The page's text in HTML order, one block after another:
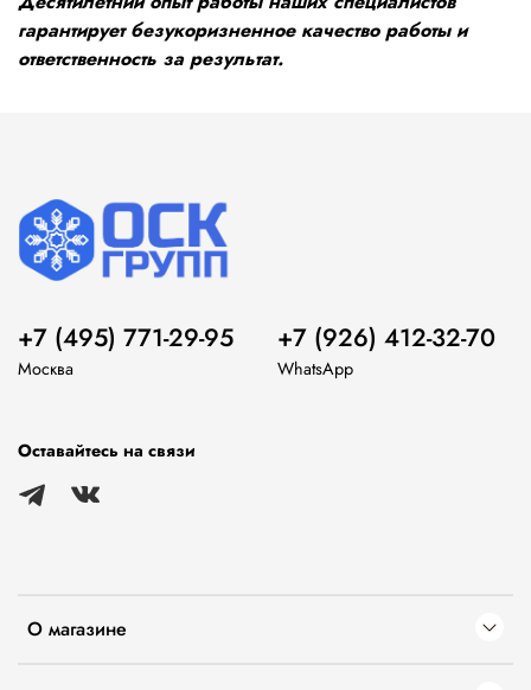
гарантирует безукоризненное качество работы и
ответственность за результат.
О магазине
+7 (495) 771-29-95
Москва
+7 (926) 412-32-70
WhatsApp
Оставайтесь на связи